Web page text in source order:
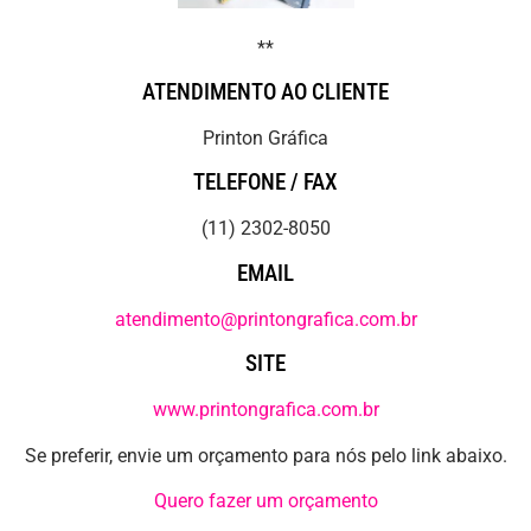
**
ATENDIMENTO AO CLIENTE
Printon Gráfica
TELEFONE / FAX
(11) 2302-8050
EMAIL
atendimento@printongrafica.com.br
SITE
www.printongrafica.com.br
Se preferir, envie um orçamento para nós pelo link abaixo.
Quero fazer um orçamento